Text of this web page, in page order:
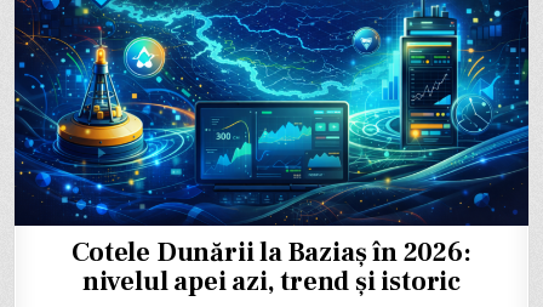
Cotele Dunării la Baziaș în 2026:
nivelul apei azi, trend și istoric